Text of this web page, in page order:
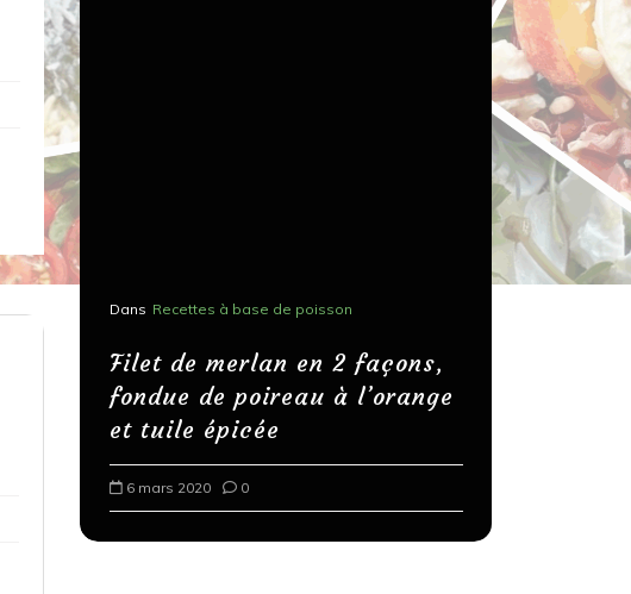
Dans Recettes à base de poisson
Filet de merlan en 2 façons,
fondue de poireau à l’orange
et tuile épicée
6 mars 2020 0